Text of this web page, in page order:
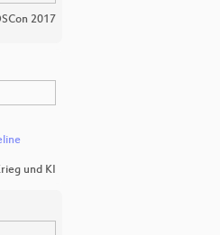
2017
und KI